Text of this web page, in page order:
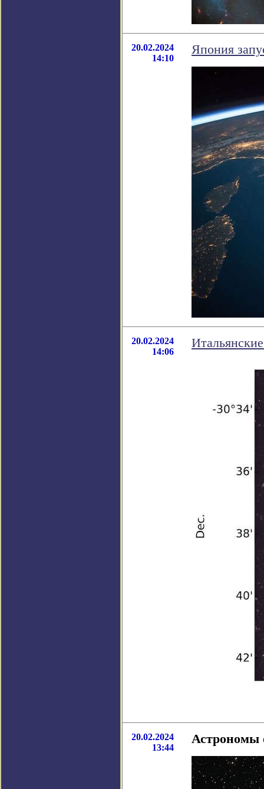
20.02.2024
14:10
Япония
20.02.2024
14:06
20.02.2024
13:44
Астрономы